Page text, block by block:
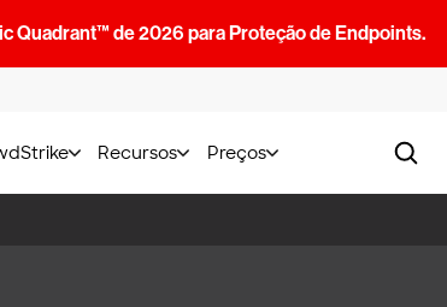
Quadrant™ de 2026 para Proteção de Endpoints.
Recursos Preços